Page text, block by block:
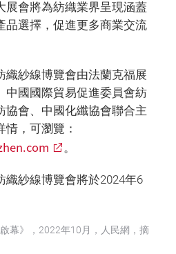
展會將為紡織業界呈現涵蓋
品選擇，促進更多商業交流
織紗線博覽會由法蘭克福展
中國國際貿易促進委員會紡
協會、中國化纖協會聯合主
，可瀏覽：
。
織紗線博覽會將於2024年6
幕》，2022年10月，人民網，摘